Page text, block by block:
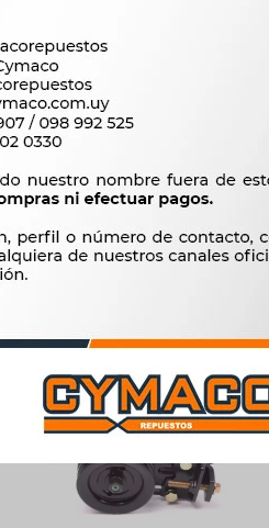
BOMBA DIRECCION JMC JX1062 -
$6.800